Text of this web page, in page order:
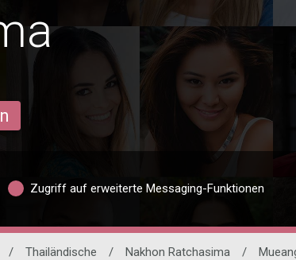
Zugriff auf erweiterte Messaging-Funktionen
/ Thailändische / Nakhon Ratchasima /